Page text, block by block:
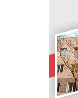
18:01
17:56